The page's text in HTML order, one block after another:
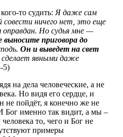
то судить: Я даже сам
совести ничего нет, это еще
Но судья мне —
выносите приговора до
Он и выведет на свет
сделает явными даже
5)
на дела человеческие, а не
Но видя его сердце, и
не пойдёт, я конечно же не
Бог именно так видит, а мы –
то, чего и Бог не
примеры